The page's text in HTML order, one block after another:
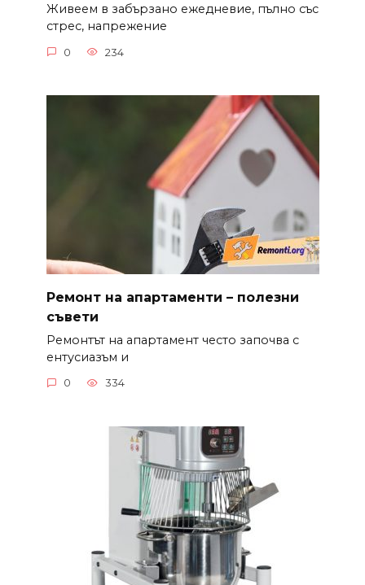
Живеем в забързано ежедневие, пълно със
стрес, напрежение
0 234
Ремонт на апартаменти – полезни
съвети
Ремонтът на апартамент често започва с
ентусиазъм и
0 334